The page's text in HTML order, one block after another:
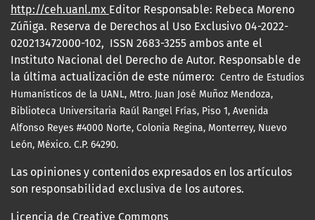
http://ceh.uanl.mx Editor Responsable: Rebeca Moreno
Zúñiga. Reserva de Derechos al Uso Exclusivo 04-2022-
020213472000-102, ISSN 2683-3255 ambos ante el
Instituto Nacional del Derecho de Autor. Responsable de
la última actualización de este número: Centro de Estudios
Humanísticos de la UANL, Mtro. Juan José Muñoz Mendoza,
Biblioteca Universitaria Raúl Rangel Frías, Piso 1, Avenida
Alfonso Reyes #4000 Norte, Colonia Regina, Monterrey, Nuevo
León, México. C.P. 64290.
Las opiniones y contenidos expresados en los artículos
son responsabilidad exclusiva de los autores.
Licencia de Creative Commons